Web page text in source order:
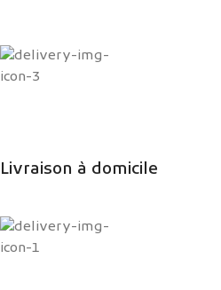
Livraison à domicile